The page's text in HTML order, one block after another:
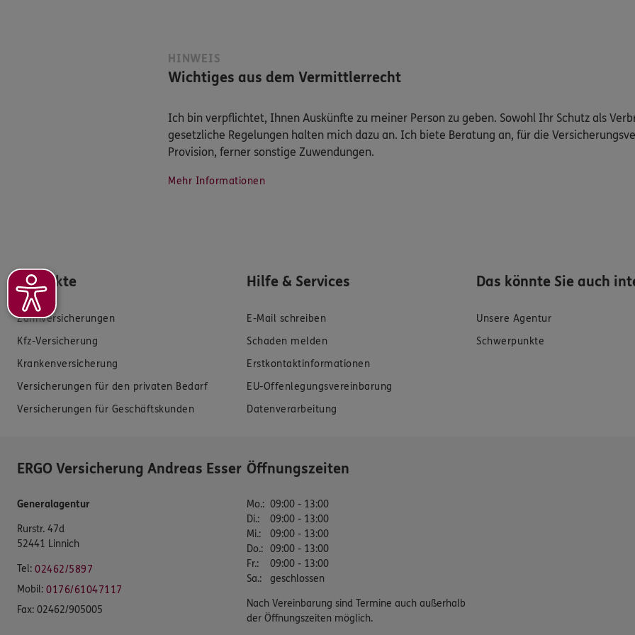
HINWEIS
Wichtiges aus dem Vermittlerrecht
Ich bin verpflichtet, Ihnen Auskünfte zu meiner Person zu geben. Sowohl Ihr Schutz als
gesetzliche Regelungen halten mich dazu an. Ich biete Beratung an, für die
Provision, ferner sonstige Zuwendungen.
Mehr Informationen
Produkte
Zahnversicherungen
Kfz-Versicherung
Krankenversicherung
Versicherungen für den privaten Bedarf
Versicherungen für Geschäftskunden
Hilfe & Services
E-Mail schreiben
Schaden melden
Erstkontaktinformationen
EU-Offenlegungsvereinbarung
Datenverarbeitung
Das könnte Sie auch
Unsere Agentur
Schwerpunkte
ERGO Versicherung Andreas Esser
Generalagentur
Rurstr. 47d
52441 Linnich
Tel: 02462/5897
Mobil: 0176/61047117
Fax: 02462/905005
Öffnungszeiten
Mo.: 09:00 - 13:00
Di.:
09:00 - 13:00
Mi.:
09:00 - 13:00
Do.: 09:00 - 13:00
Fr.:
09:00 - 13:00
Sa.: geschlossen
Nach Vereinbarung sind Termine auch außerhalb
der Öffnungszeiten möglich.